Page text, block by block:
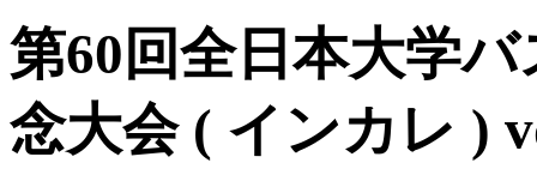
第60回全日本大学
念大会 ( インカレ )